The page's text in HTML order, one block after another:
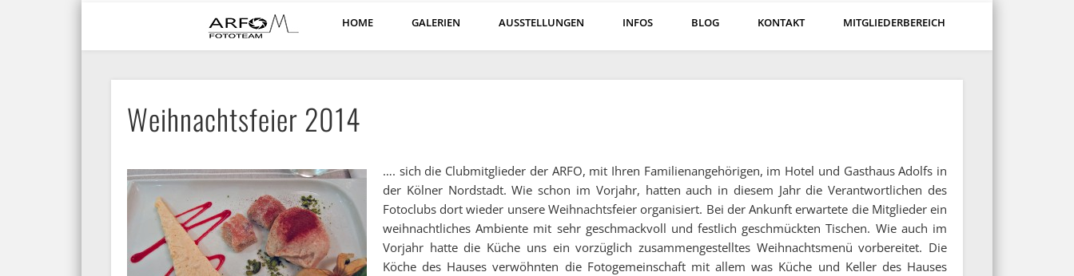
ARFO-Fotoclub in Köln
HOME GALERIEN AUSSTELLUNGEN INFOS BLOG KONTAKT MITGLIEDERBEREICH
Weihnachtsfeier 2014
…. sich die Clubmitglieder der ARFO, mit Ihren Familienangehörigen, im Hotel und Gasthaus Adolfs in
der Kölner Nordstadt. Wie schon im Vorjahr, hatten auch in diesem Jahr die Verantwortlichen des
Fotoclubs dort wieder unsere Weihnachtsfeier organisiert. Bei der Ankunft erwartete die Mitglieder ein
weihnachtliches Ambiente mit sehr geschmackvoll und festlich geschmückten Tischen. Wie auch im
Vorjahr hatte die Küche uns ein vorzüglich zusammengestelltes Weihnachtsmenü vorbereitet. Die
Köche des Hauses verwöhnten die Fotogemeinschaft mit allem was Küche und Keller des Hauses